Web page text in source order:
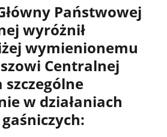
Państwowej
wyróżnił
wymienionemu
Centralnej
szczególne
w działaniach